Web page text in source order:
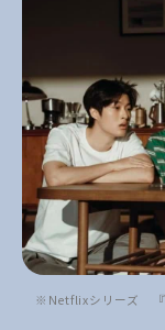
※Netflixシリーズ 『